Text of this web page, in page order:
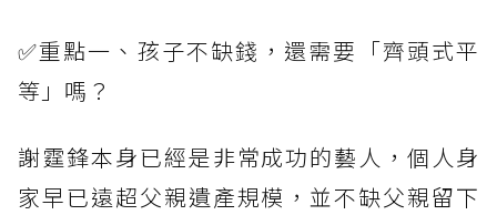
✅重點一、孩子不缺錢，還需要「齊頭式平
等」嗎？
謝霆鋒本身已經是非常成功的藝人，個人身
家早已遠超父親遺產規模，並不缺父親留下